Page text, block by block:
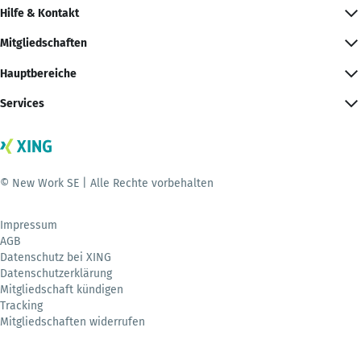
Hilfe & Kontakt
Mitgliedschaften
Hauptbereiche
Services
© New Work SE | Alle Rechte vorbehalten
Impressum
AGB
Datenschutz bei XING
Datenschutzerklärung
Mitgliedschaft kündigen
Tracking
Mitgliedschaften widerrufen